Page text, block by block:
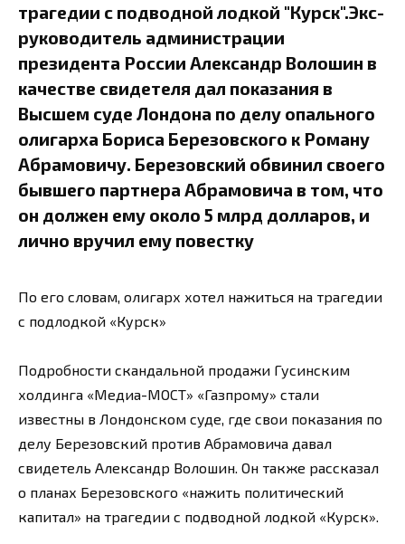
трагедии с подводной лодкой "Курск".Экс-
руководитель администрации
президента России Александр Волошин в
качестве свидетеля дал показания в
Высшем суде Лондона по делу опального
олигарха Бориса Березовского к Роману
Абрамовичу. Березовский обвинил своего
бывшего партнера Абрамовича в том, что
он должен ему около 5 млрд долларов, и
лично вручил ему повестку
По его словам, олигарх хотел нажиться на трагедии
с подлодкой «Курск»
Подробности скандальной продажи Гусинским
холдинга «Медиа-МОСТ» «Газпрому» стали
известны в Лондонском суде, где свои показания по
делу Березовский против Абрамовича давал
свидетель Александр Волошин. Он также рассказал
о планах Березовского «нажить политический
капитал» на трагедии с подводной лодкой «Курск».